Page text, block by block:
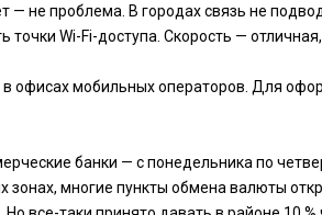
не проблема. В городах связь не
точки Wi-Fi-доступа. Скорость —
мобильных операторов. Для
банки — с понедельника по
зонах, многие пункты обмена валюты